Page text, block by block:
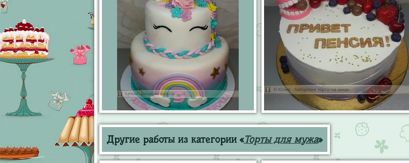
Другие работы из категории «Торты для мужа»